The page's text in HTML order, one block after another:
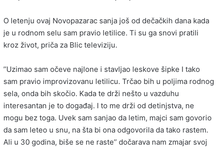
O letenju ovaj Novopazarac sanja još od dečačkih dana kada
je u rodnom selu sam pravio letilice. Ti su ga snovi pratili
kroz život, priča za Blic televiziju.
’’Uzimao sam očeve najlone i stavljao leskove šipke I tako
sam pravio improvizovanu letilicu. Trčao bih u poljima rodnog
sela, onda bih skočio. Kada te drži nešto u vazduhu
interesantan je to događaj. I to me drži od detinjstva, ne
mogu bez toga. Uvek sam sanjao da letim, majci sam govorio
da sam leteo u snu, na šta bi ona odgovorila da tako rastem.
Ali u 30 godina, biše se ne raste’’ dočarava nam zmajar svoj